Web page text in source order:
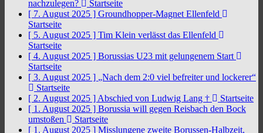
nachzulegen?
Startseite
[ 7. August 2025 ] Groundhopper-Magnet Ellenfeld
Startseite
[ 5. August 2025 ] Tim Klein verlässt das Ellenfeld
Startseite
[ 4. August 2025 ] Borussias U23 mit gelungenem Start
Startseite
[ 3. August 2025 ] „Nach dem 2:0 viel befreiter und lockerer“
Startseite
[ 2. August 2025 ] Abschied von Ludwig Lang †
Startseite
[ 1. August 2025 ] Borussia will gegen Reisbach den Bock
umstoßen
Startseite
[ 1. August 2025 ] Misslungene zweite Borussen-Halbzeit,